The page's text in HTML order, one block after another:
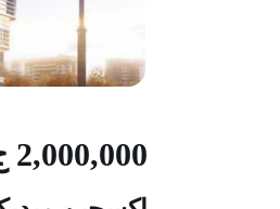
2,000,000 ج.م